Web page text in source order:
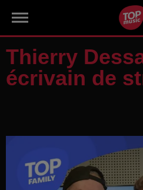
Thierry
écrivain de